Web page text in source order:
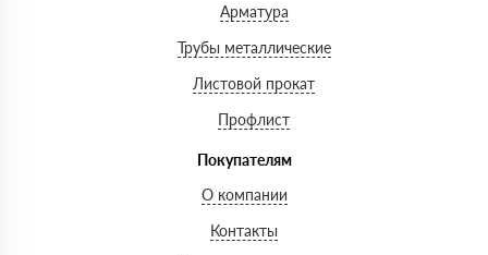
Арматура
Трубы металлические
Листовой прокат
Профлист
Покупателям
О компании
Контакты